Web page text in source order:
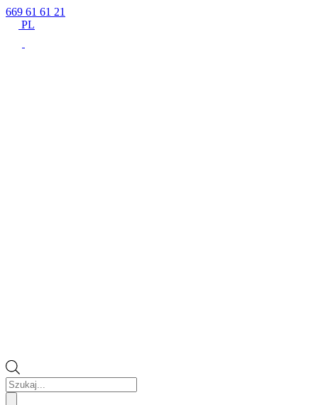
669 61 61 21
PL
Wyszukiwarka
produktów